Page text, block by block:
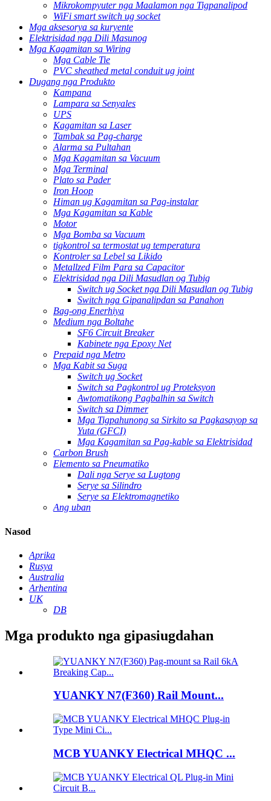
Mikrokompyuter nga Maalamon nga Tigpanalipod
WiFi smart switch ug socket
Mga aksesorya sa kuryente
Elektrisidad nga Dili Masunog
Mga Kagamitan sa Wiring
Mga Cable Tie
PVC sheathed metal conduit ug joint
Dugang nga Produkto
Kampana
Lampara sa Senyales
UPS
Kagamitan sa Laser
Tambak sa Pag-charge
Alarma sa Pultahan
Mga Kagamitan sa Vacuum
Mga Terminal
Plato sa Pader
Iron Hoop
Himan ug Kagamitan sa Pag-instalar
Mga Kagamitan sa Kable
Motor
Mga Bomba sa Vacuum
tigkontrol sa termostat ug temperatura
Kontroler sa Lebel sa Likido
Metallzed Film Para sa Capacitor
Elektrisidad nga Dili Masudlan og Tubig
Switch ug Socket nga Dili Masudlan og Tubig
Switch nga Gipanalipdan sa Panahon
Bag-ong Enerhiya
Medium nga Boltahe
SF6 Circuit Breaker
Kabinete nga Epoxy Net
Prepaid nga Metro
Mga Kabit sa Suga
Switch ug Socket
Switch sa Pagkontrol ug Proteksyon
Awtomatikong Pagbalhin sa Switch
Switch sa Dimmer
Mga Tigpahunong sa Sirkito sa Pagkasayop sa
Yuta (GFCI)
Mga Kagamitan sa Pag-kable sa Elektrisidad
Carbon Brush
Elemento sa Pneumatiko
Dali nga Serye sa Lugtong
Serye sa Silindro
Serye sa Elektromagnetiko
Ang uban
Nasod
Aprika
Rusya
Australia
Arhentina
UK
DB
Mga produkto nga gipasiugdahan
YUANKY N7(F360) Rail Mount...
MCB YUANKY Electrical MHQC ...